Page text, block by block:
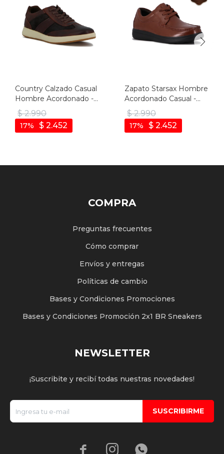
Country Calzado Casual
Hombre Acordonado -
Cafe - Cafe
$ 2.990
$ 2.452
17
Zapato Starsax Hombre
Acordonado Casual -
Tan - Tan
$ 2.990
$ 2.452
17
COMPRA
Preguntas frecuentes
Cómo comprar
Envíos y entregas
Políticas de cambio
Bases y Condiciones Promociones
Bases y Condiciones Promoción 2x1 BR Sneakers
NEWSLETTER
¡Suscribite y recibí todas nuestras novedades!
SUSCRIBIRME
  